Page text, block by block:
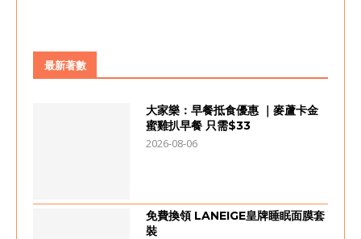
最新著數
大家樂：早餐抵食優惠 ｜麥蘆卡金
蜜雞扒早餐 只需$33
2026-08-06
免費換領 LANEIGE皇牌睡眠面膜套
裝